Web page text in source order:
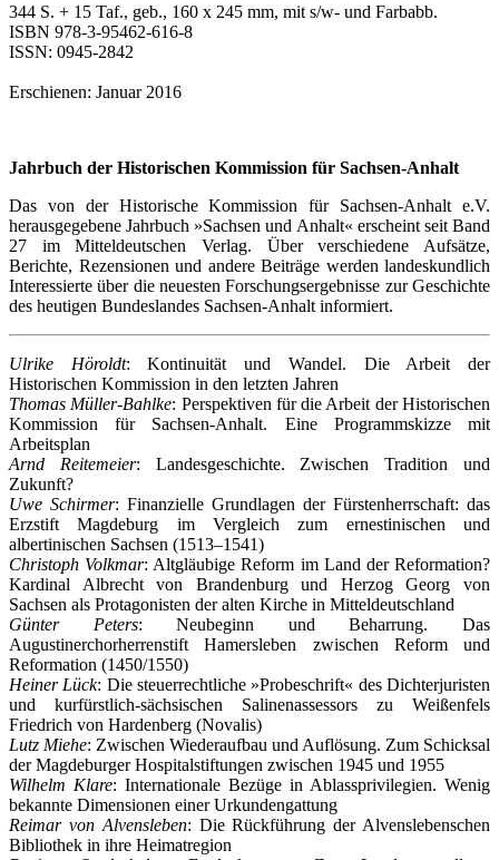
344 S. + 15 Taf., geb., 160 x 245 mm, mit s/w- und Farbabb.
ISBN 978-3-95462-616-8
ISSN: 0945-2842
Erschienen: Januar 2016
Jahrbuch der Historischen Kommission für Sachsen-Anhalt
Das von der Historische Kommission für Sachsen-Anhalt e.V.
herausgegebene Jahrbuch »Sachsen und Anhalt« erscheint seit Band
27 im Mitteldeutschen Verlag. Über verschiedene Aufsätze,
Berichte, Rezensionen und andere Beiträge werden landeskundlich
Interessierte über die neuesten Forschungsergebnisse zur Geschichte
des heutigen Bundeslandes Sachsen-Anhalt informiert.
Ulrike Höroldt: Kontinuität und Wandel. Die Arbeit der
Historischen Kommission in den letzten Jahren
Thomas Müller-Bahlke: Perspektiven für die Arbeit der Historischen
Kommission für Sachsen-Anhalt. Eine Programmskizze mit
Arbeitsplan
Arnd Reitemeier: Landesgeschichte. Zwischen Tradition und
Zukunft?
Uwe Schirmer: Finanzielle Grundlagen der Fürstenherrschaft: das
Erzstift Magdeburg im Vergleich zum ernestinischen und
albertinischen Sachsen (1513–1541)
Christoph Volkmar: Altgläubige Reform im Land der Reformation?
Kardinal Albrecht von Brandenburg und Herzog Georg von
Sachsen als Protagonisten der alten Kirche in Mitteldeutschland
Günter Peters: Neubeginn und Beharrung. Das
Augustinerchorherrenstift Hamersleben zwischen Reform und
Reformation (1450/1550)
Heiner Lück: Die steuerrechtliche »Probeschrift« des Dichterjuristen
und kurfürstlich-sächsischen Salinenassessors zu Weißenfels
Friedrich von Hardenberg (Novalis)
Lutz Miehe: Zwischen Wiederaufbau und Auflösung. Zum Schicksal
der Magdeburger Hospitalstiftungen zwischen 1945 und 1955
Wilhelm Klare: Internationale Bezüge in Ablassprivilegien. Wenig
bekannte Dimensionen einer Urkundengattung
Reimar von Alvensleben: Die Rückführung der Alvenslebenschen
Bibliothek in ihre Heimatregion